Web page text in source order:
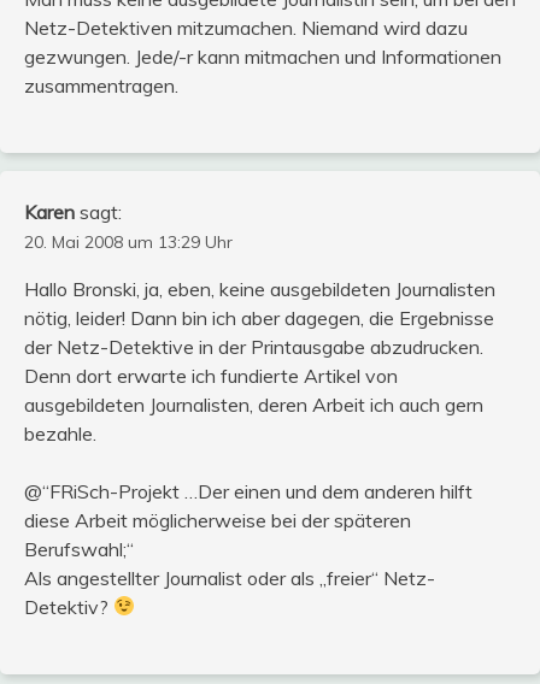
Netz-Detektiven mitzumachen. Niemand wird dazu
gezwungen. Jede/-r kann mitmachen und Informationen
zusammentragen.
Karen sagt:
20. Mai 2008 um 13:29 Uhr
Hallo Bronski, ja, eben, keine ausgebildeten Journalisten
nötig, leider! Dann bin ich aber dagegen, die Ergebnisse
der Netz-Detektive in der Printausgabe abzudrucken.
Denn dort erwarte ich fundierte Artikel von
ausgebildeten Journalisten, deren Arbeit ich auch gern
bezahle.
@“FRiSch-Projekt …Der einen und dem anderen hilft
diese Arbeit möglicherweise bei der späteren
Berufswahl;“
Als angestellter Journalist oder als „freier“ Netz-
Detektiv?